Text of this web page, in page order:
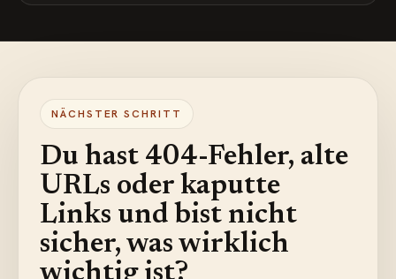
NÄCHSTER SCHRITT
Du hast 404-Fehler, alte
URLs oder kaputte
Links und bist nicht
sicher, was wirklich